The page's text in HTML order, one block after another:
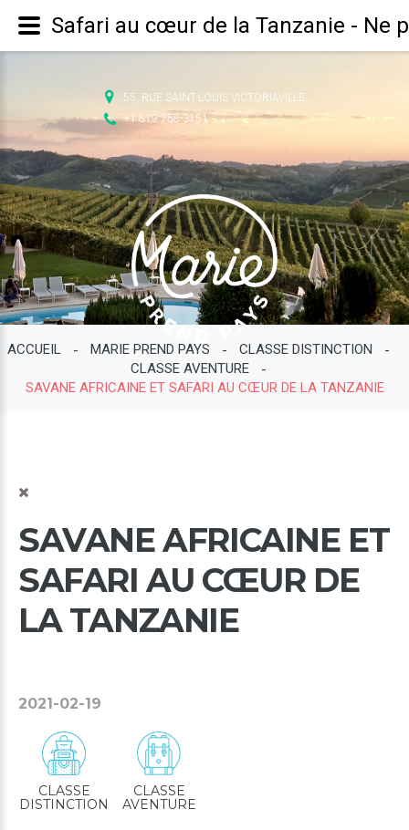
55, RUE SAINT-LOUIS VICTORIAVILLE
+1 819 758-3151
ACCUEIL - MARIE PREND PAYS - CLASSE DISTINCTION
-
CLASSE AVENTURE
-
SAVANE AFRICAINE ET SAFARI AU CŒUR DE LA TANZANIE
SAVANEAFRICAINE ET
SAFARI AU CŒUR DE
LA TANZANIE
2021-02-19
CLASSE
DISTINCTION
CLASSE
AVENTURE
Safari au cœur de la Tanzanie - Ne